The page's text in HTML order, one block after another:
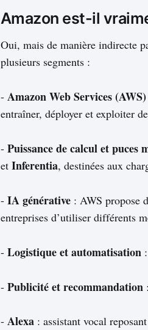
Amazon est-il
Oui, mais de manière indirecte
plusieurs segments :
- Amazon Web Services (AWS)
entraîner, déployer et exploiter
- Puissance de calcul et puces
et Inferentia, destinées aux
- IA générative : AWS propose
entreprises d’utiliser différents
- Logistique et automatisation
- Publicité et recommandation
- Alexa : assistant vocal